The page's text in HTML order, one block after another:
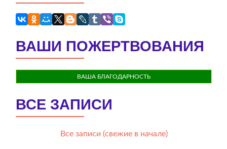
ВАШИ ПОЖЕРТВОВАНИЯ
ВАША БЛАГОДАРНОСТЬ
ВСЕ ЗАПИСИ
Все записи (свежие в начале)